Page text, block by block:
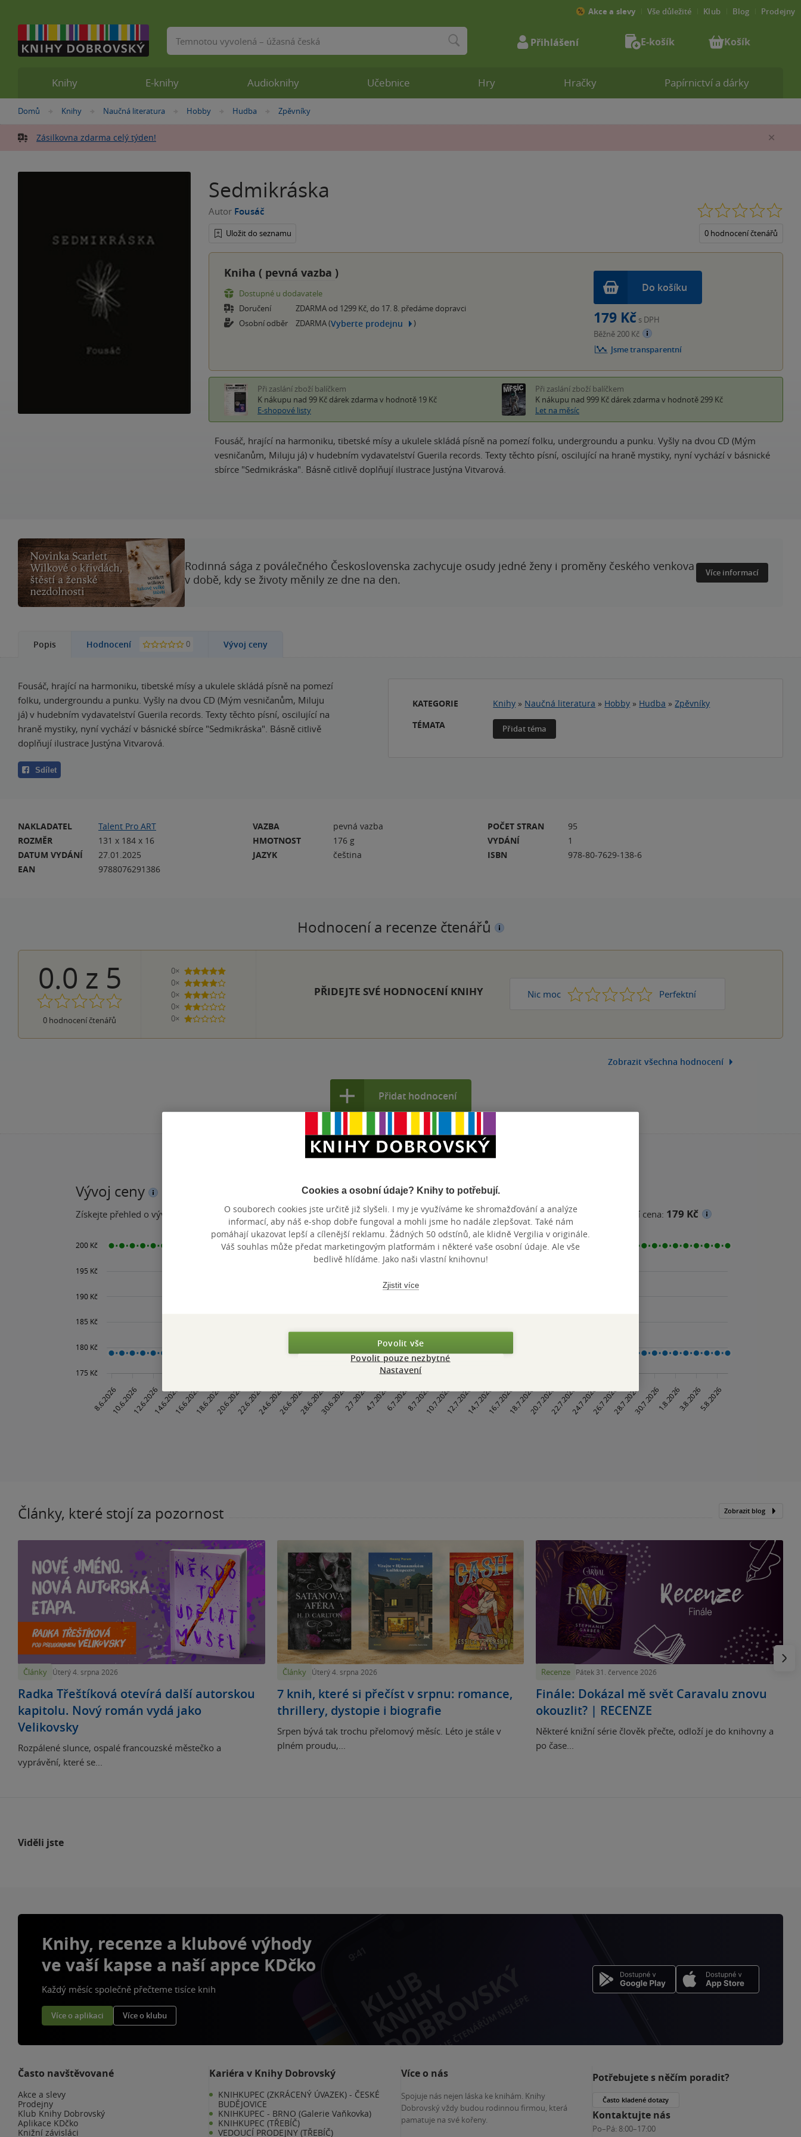
Nacházíte
zde:
Domů »
Knihy »
Naučná literatura »Hobby »Hudba »
Zpěvníky
Zásilkovna zdarma celý týden!
Sedmikráska
Autor Fousáč
Uložit do seznamu 0 hodnocení čtenářů
Kniha ( pevná vazba )
Dostupné u dodavatele
Doručení
ZDARMA od 1299 Kč, do 17. 8. předáme dopravci
Osobní odběr
ZDARMA (Vyberte prodejnu )
Do košíku
179 Kč s DPH
Běžně 200 Kč
Jsme transparentní
Při zaslání zboží balíčkem
K nákupu nad 99 Kč dárek zdarma v hodnotě 19 Kč
E-shopové listy
Při zaslání zboží balíčkem
K nákupu nad 999 Kč dárek zdarma v hodnotě 299 Kč
Let na měsíc
Fousáč, hrající na harmoniku, tibetské mísy a ukulele skládá písně na pomezí folku, undergroundu a punku. Vyšly na dvou CD (Mým
vesničanům, Miluju já) v hudebním vydavatelství Guerila records. Texty těchto písní, oscilující na hraně mystiky, nyní vychází v básnické
sbírce "Sedmikráska". Básně citlivě doplňují ilustrace Justýna Vitvarová.
Rodinná sága z poválečného Československa zachycuje osudy jedné ženy i proměny českého venkova
v době, kdy se životy měnily ze dne na den.
Více informací
Popis Hodnocení 0 Vývoj ceny
Fousáč, hrající na harmoniku, tibetské mísy a ukulele skládá písně na pomezí
folku, undergroundu a punku. Vyšly na dvou CD (Mým vesničanům, Miluju
já) v hudebním vydavatelství Guerila records. Texty těchto písní, oscilující na
hraně mystiky, nyní vychází v básnické sbírce "Sedmikráska". Básně citlivě
doplňují ilustrace Justýna Vitvarová.
Sdílet
KATEGORIE Knihy » Naučná literatura » Hobby » Hudba »Zpěvníky
TÉMATA
Přidat téma
NAKLADATEL
Talent Pro ART
ROZMĚR
131 x 184 x 16
DATUM VYDÁNÍ
27.01.2025
EAN
9788076291386
VAZBA
pevná vazba
HMOTNOST
176 g
JAZYK
čeština
POČET STRAN
95
VYDÁNÍ
1
ISBN
978-80-7629-138-6
Hodnocení a recenze čtenářů
0.0 z 5
0 hodnocení čtenářů
0×
5 hvězdiček
0×
4 hvězdičky
0×
3 hvězdičky
0×
2 hvězdičky
0×
1 hvezdička
PŘIDEJTE SVÉ HODNOCENÍ KNIHY Nic moc 1 2 3 4 Perfektní
5
Zobrazit všechna hodnocení
Přidat hodnocení
Vývoj ceny
Získejte přehled o vývoji ceny za posledních 60 dní. Maloobchodní cena Minimální prodejní cena: 179 Kč
Články, které stojí za pozornost Zobrazit blog
Články Úterý 4. srpna 2026
Radka Třeštíková otevírá další autorskou
kapitolu. Nový román vydá jako
Velikovsky
Rozpálené slunce, ospalé francouzské městečko a
vyprávění, které se...
Články Úterý 4. srpna 2026
7 knih, které si přečíst v srpnu: romance,
thrillery, dystopie i biografie
Srpen bývá tak trochu přelomový měsíc. Léto je stále v
plném proudu,...
Recenze Pátek 31. července 2026
Finále: Dokázal mě svět Caravalu znovu
okouzlit? | RECENZE
Některé knižní série člověk přečte, odloží je do knihovny a
po čase...
Knihy E-knihy Audioknihy Učebnice Hry Hračky Papírnictví a dárky
Akce a slevy Vše důležité Klub Blog Prodejny
Vyhledávání Přihlášení E-košík Košík
Viděli jste
Knihy, recenze a klubové výhody
ve vaší kapse a naší appce KDčko
Každý měsíc společně přečteme tisíce knih
Více o aplikaci Více o klubu
Často navštěvované
Akce a slevy
Prodejny
Klub Knihy Dobrovský
Aplikace KDčko
Knižní závisláci
Kariéra v Knihy Dobrovský
KNIHKUPEC (ZKRÁCENÝ ÚVAZEK) - ČESKÉ
BUDĚJOVICE
KNIHKUPEC - BRNO (Galerie Vaňkovka)
KNIHKUPEC (TŘEBÍČ)
VEDOUCÍ PRODEJNY (TŘEBÍČ)
Více o nás
Spojuje nás nejen láska ke knihám. Knihy
Dobrovský vždy budou rodinnou firmou, která
pamatuje na své kořeny.
Potřebujete s něčím poradit?
Často kladené dotazy
Kontaktujte nás
Po–Pá: 8:00–17:00
Cookies a osobní údaje? Knihy to potřebují.
O souborech cookies jste určitě již slyšeli. I my je využíváme ke shromažďování a analýze
informací, aby náš e-shop dobře fungoval a mohli jsme ho nadále zlepšovat. Také nám
pomáhají ukazovat lepší a cílenější reklamu. Žádných 50 odstínů, ale klidně Vergilia v originále.
Váš souhlas může předat marketingovým platformám i některé vaše osobní údaje. Ale vše
bedlivě hlídáme. Jako naši vlastní knihovnu!
Zjistit více
Povolit vše
Povolit pouze nezbytné
Nastavení